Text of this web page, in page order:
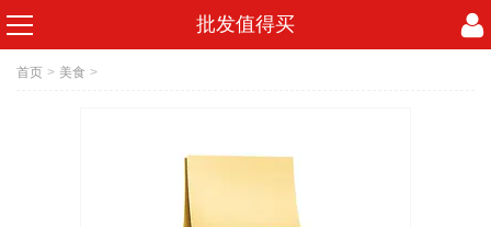
批发值得买
首页 > 美食 >